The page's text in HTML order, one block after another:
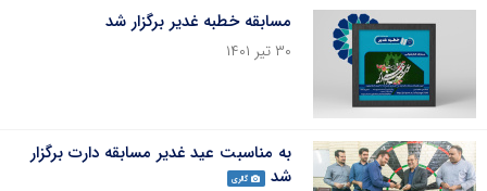
مسابقه خطبه غدیر برگزار شد
۳۰ تیر ۱۴۰۱
به مناسبت عید غدیر مسابقه دارت برگزار
شد
گالری